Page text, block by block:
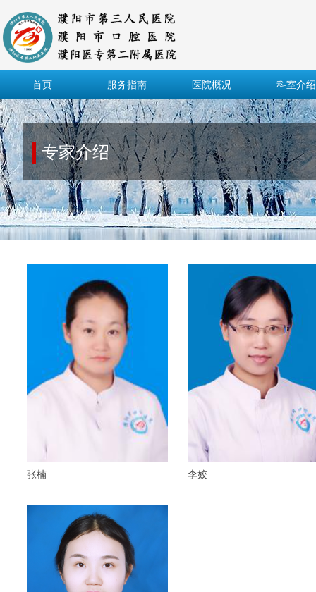
首页 服务指南 医院概况 科室介绍
专家介绍
张楠 李姣